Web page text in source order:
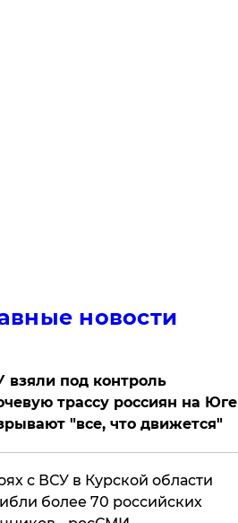
новости
взяли под контроль
трассу россиян на Юге
"все, что движется"
с ВСУ в Курской области
более 70 российских